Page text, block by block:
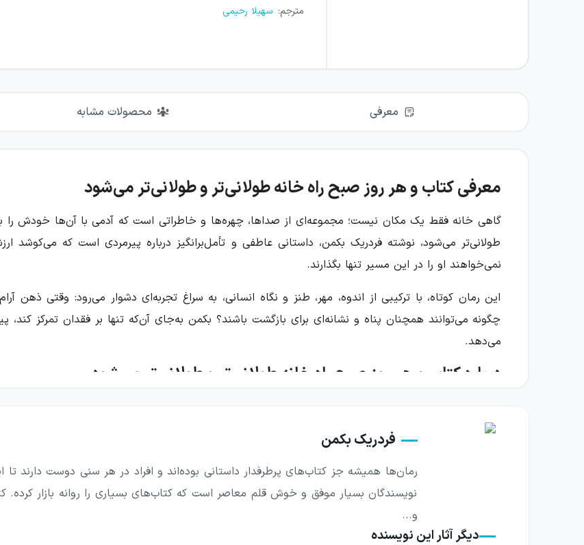
مترجم: سهیلا رحیمی
معرفی محصولات مشابه
معرفی کتاب و هر روز صبح راه خانه طولانی‌تر و طولانی‌تر می‌شود
گاهی خانه فقط یک مکان نیست؛ مجموعه‌ای از صداها، چهره‌ها و خاطراتی است که آدمی با آن‌ها خودش را
طولانی‌تر می‌شود، نوشته فردریک بکمن، داستانی عاطفی و تأمل‌برانگیز درباره پیرمردی است که می‌کوشد
نمی‌خواهند او را در این مسیر تنها بگذارند.
این رمان کوتاه، با ترکیبی از اندوه، مهر، طنز و نگاه انسانی، به سراغ تجربه‌ای دشوار می‌رود: وقتی ذهن
چگونه می‌توانند همچنان پناه و نشانه‌ای برای بازگشت باشند؟ بکمن به‌جای آن‌که تنها بر فقدان تمرکز کند،
می‌دهد.
درباره کتاب و هر روز صبح راه خانه طولانی‌تر و طولانی‌تر می‌شود
ساده نیست. آن‌ها باید بیاموزند چگونه با جهانی ارتباط برقرار کنند که برای پیرمرد هر روز شکل تازه‌ای
مکان نیست؛ استعاره‌ای از فاصله‌ای است که میان اکنون و گذشته شکل می‌گیرد.
یکی از محورهای مهم کتاب، رابطه پدربزرگ و نوه‌اش نوآ است. نوآ پدربزرگش را می‌شناسد و با نشانه‌هایی که
سردرگم می‌شود، نوآ سعی می‌کند محیط را زیر نظر بگیرد و ردپاها و سرنخ‌ها را پیدا کند؛ همان
جابه‌جایی نقش‌ها، بدون نیاز به توضیح‌های مستقیم، عمق پیوند عاطفی میان آن دو را نشان می‌دهد.
فردریک بکمن
رمان‌ها همیشه جز کتاب‌های پرطرفدار داستانی بوده‌اند و افراد در هر سنی دوست دارند تا
نویسندگان بسیار موفق و خوش قلم معاصر است که کتاب‌های بسیاری را روانه بازار کرده.
و...
دیگر آثار این نویسنده